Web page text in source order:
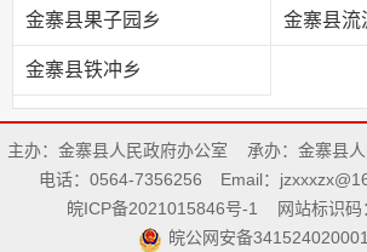
金寨县果子园乡 金寨县流
金寨县铁冲乡
主办：金寨县人民政府办公室
承办：金寨县
电话：0564-7356256
Email：
皖ICP备2021015846号-1
网站标识
皖公网安备